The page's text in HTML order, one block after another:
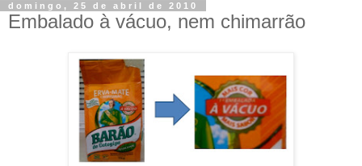
domingo, 25 de abril de 2010
Embalado à vácuo, nem chimarrão